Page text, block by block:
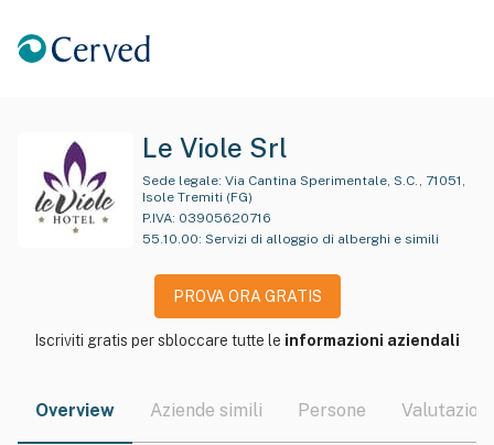
Le Viole Srl
Sede legale:
Isole Tremiti (FG)
P.IVA: 03905620716
55.10.00: Servizi di alloggio di alberghi e simili
PROVA ORA GRATIS
Iscriviti gratis per sbloccare tutte le informazioni aziendali
Overview Aziende simili Persone Valutazioni